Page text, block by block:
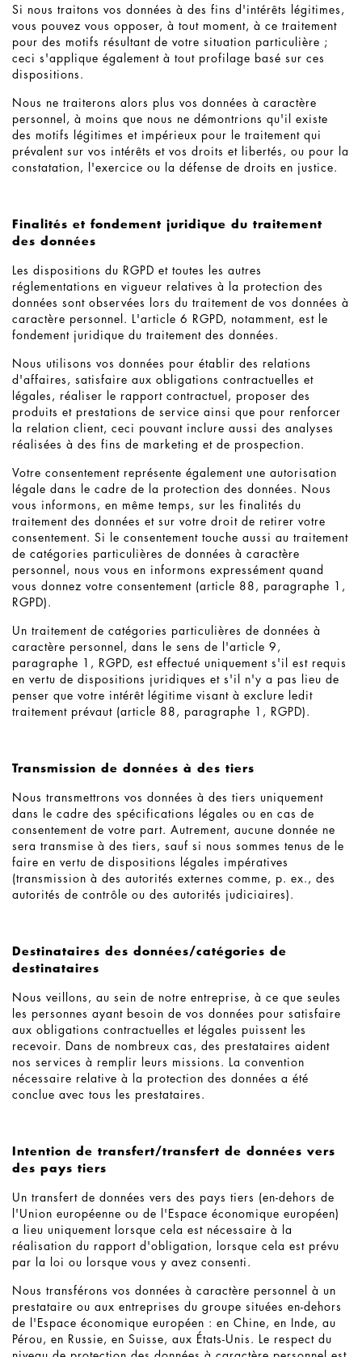
Si nous traitons vos données à des fins d'intérêts légitimes,
vous pouvez vous opposer, à tout moment, à ce traitement
pour des motifs résultant de votre situation particulière ;
ceci s'applique également à tout profilage basé sur ces
dispositions.
Nous ne traiterons alors plus vos données à caractère
personnel, à moins que nous ne démontrions qu'il existe
des motifs légitimes et impérieux pour le traitement qui
prévalent sur vos intérêts et vos droits et libertés, ou pour la
constatation, l'exercice ou la défense de droits en justice.
Finalités et fondement juridique du traitement
des données
Les dispositions du RGPD et toutes les autres
réglementations en vigueur relatives à la protection des
données sont observées lors du traitement de vos données à
caractère personnel. L'article 6 RGPD, notamment, est le
fondement juridique du traitement des données.
Nous utilisons vos données pour établir des relations
d'affaires, satisfaire aux obligations contractuelles et
légales, réaliser le rapport contractuel, proposer des
produits et prestations de service ainsi que pour renforcer
la relation client, ceci pouvant inclure aussi des analyses
réalisées à des fins de marketing et de prospection.
Votre consentement représente également une autorisation
légale dans le cadre de la protection des données. Nous
vous informons, en même temps, sur les finalités du
traitement des données et sur votre droit de retirer votre
consentement. Si le consentement touche aussi au traitement
de catégories particulières de données à caractère
personnel, nous vous en informons expressément quand
vous donnez votre consentement (article 88, paragraphe 1,
RGPD).
Un traitement de catégories particulières de données à
caractère personnel, dans le sens de l'article 9,
paragraphe 1, RGPD, est effectué uniquement s'il est requis
en vertu de dispositions juridiques et s'il n'y a pas lieu de
penser que votre intérêt légitime visant à exclure ledit
traitement prévaut (article 88, paragraphe 1, RGPD).
Transmission de données à des tiers
Nous transmettrons vos données à des tiers uniquement
dans le cadre des spécifications légales ou en cas de
consentement de votre part. Autrement, aucune donnée ne
sera transmise à des tiers, sauf si nous sommes tenus de le
faire en vertu de dispositions légales impératives
(transmission à des autorités externes comme, p. ex., des
autorités de contrôle ou des autorités judiciaires).
Destinataires des données/catégories de
destinataires
Nous veillons, au sein de notre entreprise, à ce que seules
les personnes ayant besoin de vos données pour satisfaire
aux obligations contractuelles et légales puissent les
recevoir. Dans de nombreux cas, des prestataires aident
nos services à remplir leurs missions. La convention
nécessaire relative à la protection des données a été
conclue avec tous les prestataires.
Intention de transfert/transfert de données vers
des pays tiers
Un transfert de données vers des pays tiers (en-dehors de
l'Union européenne ou de l'Espace économique européen)
a lieu uniquement lorsque cela est nécessaire à la
réalisation du rapport d'obligation, lorsque cela est prévu
par la loi ou lorsque vous y avez consenti.
Nous transférons vos données à caractère personnel à un
prestataire ou aux entreprises du groupe situées en-dehors
de l'Espace économique européen : en Chine, en Inde, au
Pérou, en Russie, en Suisse, aux États-Unis. Le respect du